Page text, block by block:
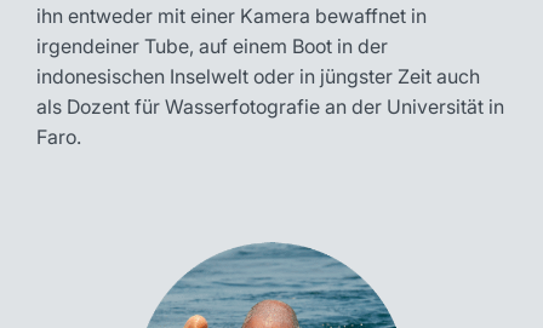
ihn entweder mit einer Kamera bewaffnet in
irgendeiner Tube, auf einem Boot in der
indonesischen Inselwelt oder in jüngster Zeit auch
als Dozent für Wasserfotografie an der Universität in
Faro.